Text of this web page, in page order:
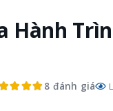
Hành
8 đánh giá